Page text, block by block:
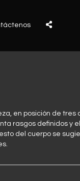
en posición de tres
rasgos definidos y
del cuerpo se